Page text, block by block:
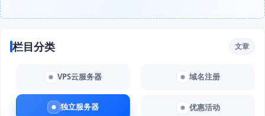
栏目分类 文章
VPS云服务器 域名注册
独立服务器 优惠活动